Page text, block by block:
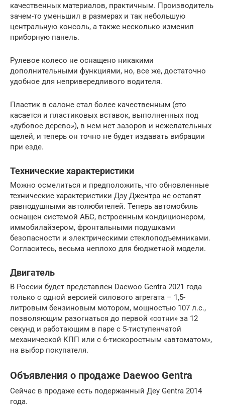
качественных материалов, практичным. Производитель
зачем-то уменьшил в размерах и так небольшую
центральную консоль, а также несколько изменил
приборную панель.
Рулевое колесо не оснащено никакими
дополнительными функциями, но, все же, достаточно
удобное для непривередливого водителя.
Пластик в салоне стал более качественным (это
касается и пластиковых вставок, выполненных под
«дубовое дерево»), в нем нет зазоров и нежелательных
щелей, и теперь он точно не будет издавать вибрации
при езде.
Технические характеристики
Можно осмелиться и предположить, что обновленные
технические характеристики Дэу Джентра не оставят
равнодушными автолюбителей. Теперь автомобиль
оснащен системой АБС, встроенным кондиционером,
иммобилайзером, фронтальными подушками
безопасности и электрическими стеклоподъемниками.
Согласитесь, весьма неплохо для бюджетной модели.
Двигатель
В России будет представлен Daewoo Gentra 2021 года
только с одной версией силового агрегата – 1,5-
литровым бензиновым мотором, мощностью 107 л.с.,
позволяющим разогнаться до первой «сотни» за 12
секунд и работающим в паре с 5-тиступенчатой
механической КПП или с 6-тискоростным «автоматом»,
на выбор покупателя.
Объявления о продаже Daewoo Gentra
Сейчас в продаже есть подержанный Деу Gentra 2014
года.